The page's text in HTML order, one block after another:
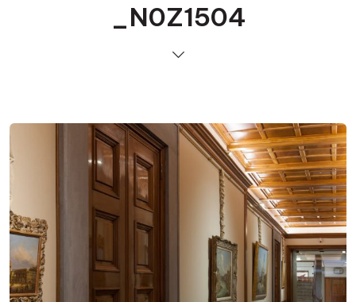
_N0Z1504